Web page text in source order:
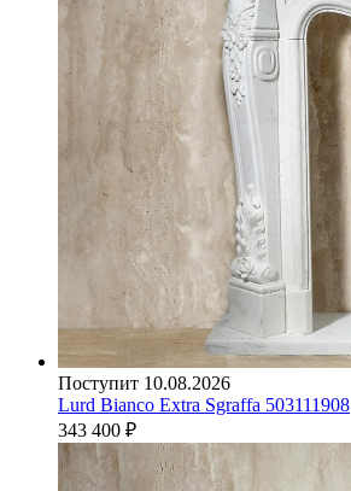
Поступит 10.08.2026
Lurd Bianco Extra Sgraffa 503111908
343 400 ₽